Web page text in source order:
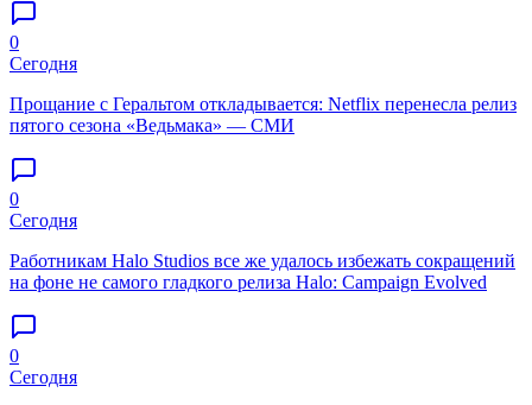
0
Сегодня
Прощание с Геральтом откладывается: Netflix перенесла релиз
пятого сезона «Ведьмака» — СМИ
0
Сегодня
Работникам Halo Studios все же удалось избежать сокращений
на фоне не самого гладкого релиза Halo: Campaign Evolved
0
Сегодня